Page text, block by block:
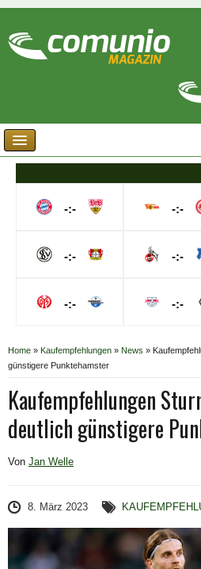
-:-
-:-
-:-
-:-
-:-
-:-
Home » Kaufempfehlungen » News »
günstigere Punktehamster
Kaufempfehlungen
deutlich günstigere
Von Jan Welle
8. März 2023